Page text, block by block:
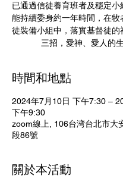
已通過信徒養育班者及穩定小
能持續委身約一年時間，在牧
徒裝備小組中，落實基督徒的
三招，愛神、愛人的生
時間和地點
2024年7月10日 下午7:30 –
下午9:30
zoom線上, 106台湾台北市大
段86號
關於本活動